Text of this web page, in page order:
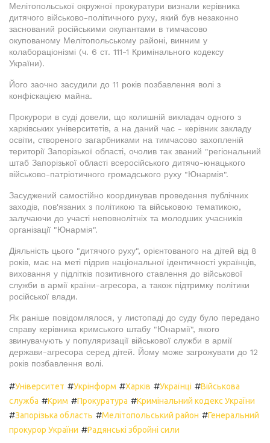
Мелітопольської окружної прокуратури визнали керівника
дитячого військово-політичного руху, який був незаконно
заснований російськими окупантами в тимчасово
окупованому Мелітопольському районі, винним у
колабораціонізмі (ч. 6 ст. 111-1 Кримінального кодексу
України).
Його заочно засудили до 11 років позбавлення волі з
конфіскацією майна.
Прокурори в суді довели, що колишній викладач одного з
харківських університетів, а на даний час - керівник закладу
освіти, створеного загарбниками на тимчасово захопленій
території Запорізької області, очолив так званий "регіональний
штаб Запорізької області всеросійського дитячо-юнацького
військово-патріотичного громадського руху "Юнармія".
Засуджений самостійно координував проведення публічних
заходів, пов'язаних з політикою та військовою тематикою,
залучаючи до участі неповнолітніх та молодших учасників
організації "Юнармія".
Діяльність цього "дитячого руху", орієнтованого на дітей від 8
років, має на меті підрив національної ідентичності українців,
виховання у підлітків позитивного ставлення до військової
служби в армії країни-агресора, а також підтримку політики
російської влади.
Як раніше повідомлялося, у листопаді до суду було передано
справу керівника кримського штабу "Юнармії", якого
звинувачують у популяризації військової служби в армії
держави-агресора серед дітей. Йому може загрожувати до 12
років позбавлення волі.
#Університет #Укрінформ #Харків #Українці #Військова
служба #Крим #Прокуратура #Кримінальний кодекс України
#Запорізька область #Мелітопольський район #Генеральний
прокурор України #Радянські збройні сили